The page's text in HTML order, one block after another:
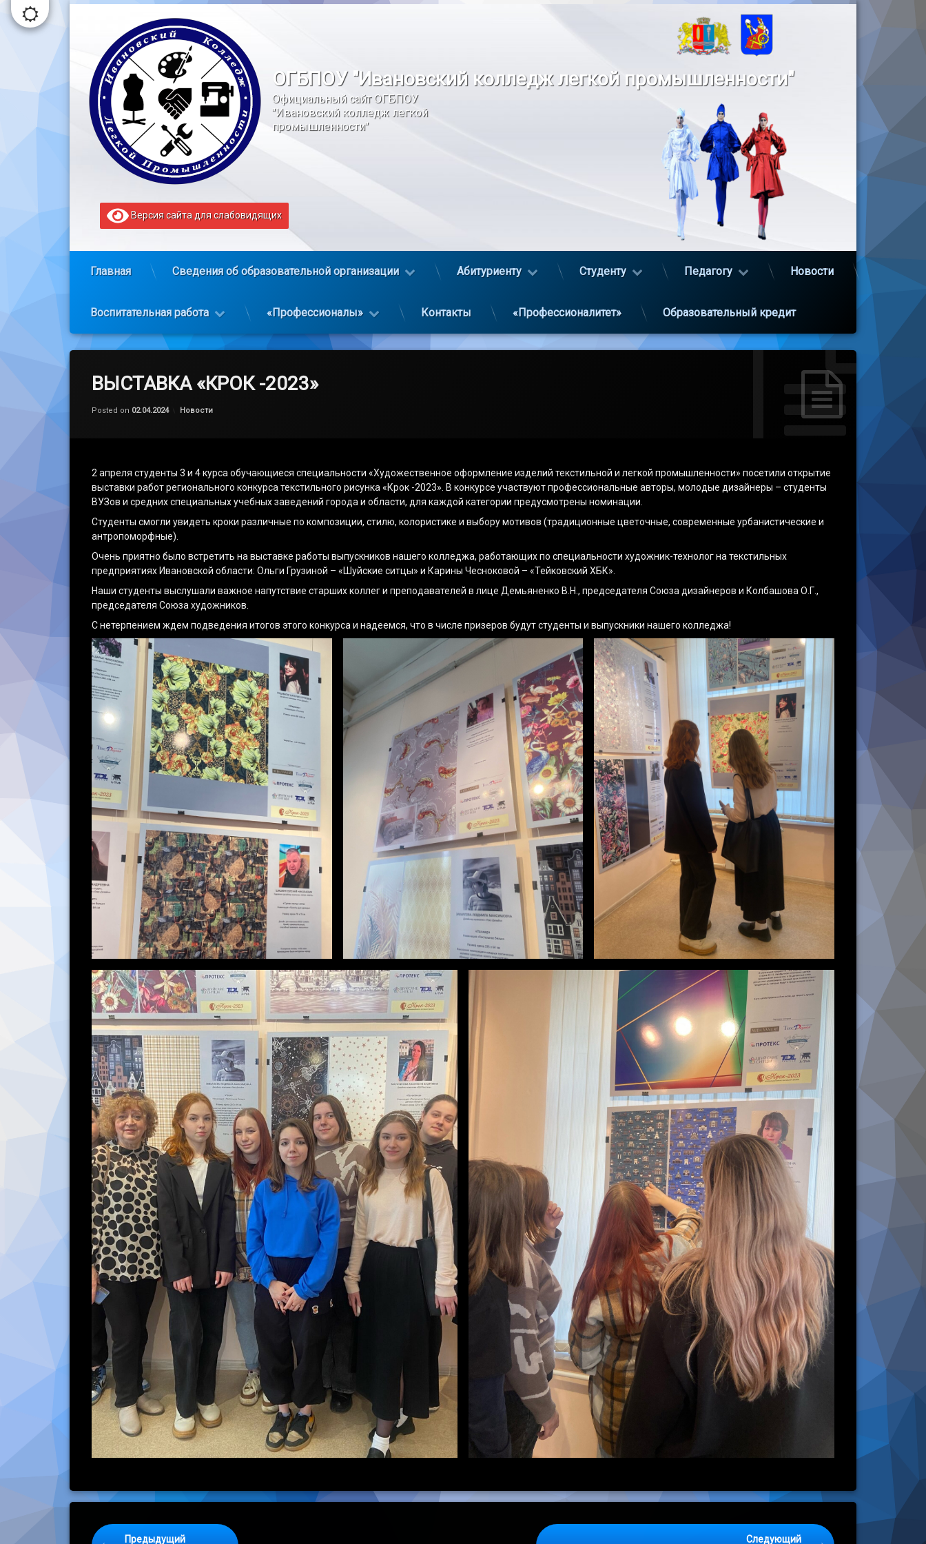
Перейти
содержимому
ОГБПОУ "Ивановский колледж легкой промышленности"
Официальный сайт ОГБПОУ
"Ивановский колледж легкой
промышленности"
Версия сайта для слабовидящих
Главная Сведения об образовательной организации Абитуриенту Студенту Педагогу Новости
Воспитательная работа «Профессионалы» Контакты «Профессионалитет» Образовательный кредит
ВЫСТАВКА «КРОК -2023»
Posted on 02.04.2024
Обновлено на
by
Категории:
Новости
2 апреля студенты 3 и 4 курса обучающиеся специальности «Художественное оформление изделий текстильной и легкой промышленности» посетили открытие
выставки работ регионального конкурса текстильного рисунка «Крок -2023». В конкурсе участвуют профессиональные авторы, молодые дизайнеры – студенты
ВУЗов и средних специальных учебных заведений города и области, для каждой категории предусмотрены номинации.
Студенты смогли увидеть кроки различные по композиции, стилю, колористике и выбору мотивов (традиционные цветочные, современные урбанистические и
антропоморфные).
Очень приятно было встретить на выставке работы выпускников нашего колледжа, работающих по специальности художник-технолог на текстильных
предприятиях Ивановской области: Ольги Грузиной – «Шуйские ситцы» и Карины Чесноковой – «Тейковский ХБК».
Наши студенты выслушали важное напутствие старших коллег и преподавателей в лице Демьяненко В.Н., председателя Союза дизайнеров и Колбашова О.Г.,
председателя Союза художников.
С нетерпением ждем подведения итогов этого конкурса и надеемся, что в числе призеров будут студенты и выпускники нашего колледжа!
Keep Reading
Предыдущий Следующий